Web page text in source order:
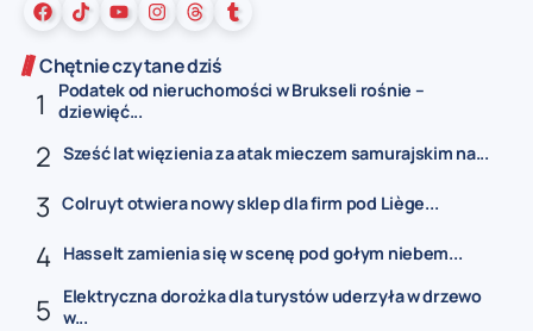
Chętnie czytane dziś
Podatek od nieruchomości w Brukseli rośnie –
dziewięć...
Sześć lat więzienia za atak mieczem samurajskim na...
Colruyt otwiera nowy sklep dla firm pod Liège...
Hasselt zamienia się w scenę pod gołym niebem...
Elektryczna dorożka dla turystów uderzyła w drzewo
w...